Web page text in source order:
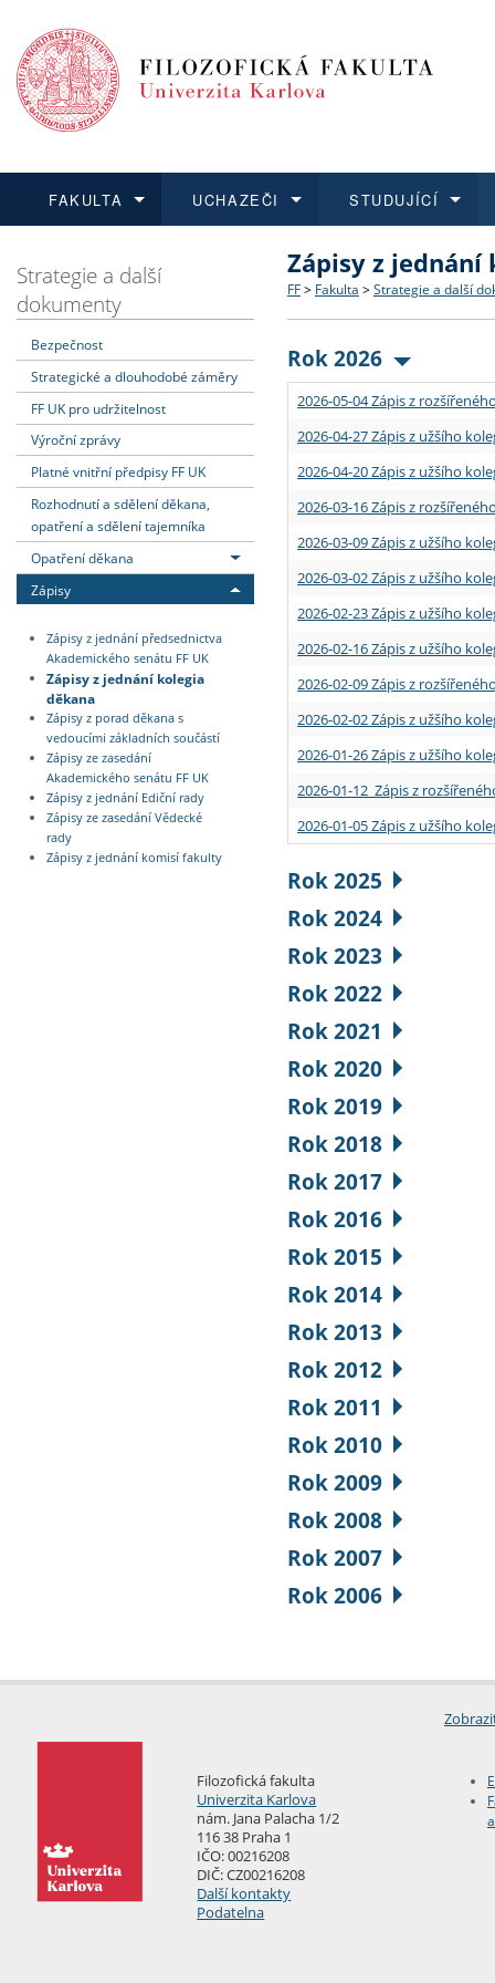
FAKULTA
Dozvědět se více
Struktura a historie
Strategie a další
Podpora a benefity pro
Absolventi fakulty
UCHAZEČI
Podat přihlášku
Co studovat a jak se
Učitelské studijní
Informace k průběhu
STUDUJÍCÍ
Dozvědět se více
Bakalářské a magisterské
Doktorské studium
Rigorózní řízení
Dozvědět se více
O vědě a výzkumu na FF
Akademické kvalifikace
Granty a projekty
Dozvědět se více
Aktuální nabídky a
Vyjíždějící studenti
Přijíždějící studenti
Vyjíždějící zaměstnanci
Strategie a další
dokumenty
Bezpečnost
Strategické a dlouhodobé záměry
FF UK pro udržitelnost
Výroční zprávy
Platné vnitřní předpisy FF UK
Rozhodnutí a sdělení děkana,
opatření a sdělení tajemníka
Opatření děkana
Zápisy
Zápisy z jednání předsednictva
Akademického senátu FF UK
Zápisy z jednání kolegia
děkana
Zápisy z porad děkana s
vedoucími základních součástí
Zápisy ze zasedání
Akademického senátu FF UK
Zápisy z jednání Ediční rady
Zápisy ze zasedání Vědecké
rady
Zápisy z jednání komisí fakulty
Zápisy z jednání
FF > Fakulta > Strategie a další
Rok 2026
2026-05-04 Zápis z
2026-04-27 Zápis z užšího
2026-04-20 Zápis z užšího
2026-03-16 Zápis z
2026-03-09 Zápis z užšího
2026-03-02 Zápis z užšího
2026-02-23 Zápis z užšího
2026-02-16 Zápis z užšího
2026-02-09 Zápis z
2026-02-02 Zápis z užšího
2026-01-26 Zápis z užšího
2026-01-12 Zápis z
2026-01-05 Zápis z užšího
Rok 2025
Rok 2024
Rok 2023
Rok 2022
Rok 2021
Rok 2020
Rok 2019
Rok 2018
Rok 2017
Rok 2016
Rok 2015
Rok 2014
Rok 2013
Rok 2012
Rok 2011
Rok 2010
Rok 2009
Rok 2008
Rok 2007
Rok 2006
Filozofická fakulta
Univerzita Karlova
nám. Jana Palacha 1/2
116 38 Praha 1
IČO: 00216208
DIČ: CZ00216208
Další kontakty
Podatelna